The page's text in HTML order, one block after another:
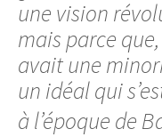
une vision
mais parce
avait une
un idéal qui
à l’époque de